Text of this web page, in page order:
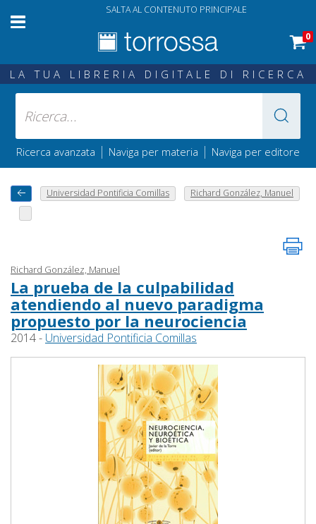
SALTA AL CONTENUTO PRINCIPALE
0
LA TUA LIBRERIA DIGITALE DI RICERCA
Ricerca avanzata | Naviga per materia | Naviga per editore
Universidad Pontificia Comillas Richard González, Manuel
Richard González, Manuel
La prueba de la culpabilidad
atendiendo al nuevo paradigma
propuesto por la neurociencia
2014 - Universidad Pontificia Comillas